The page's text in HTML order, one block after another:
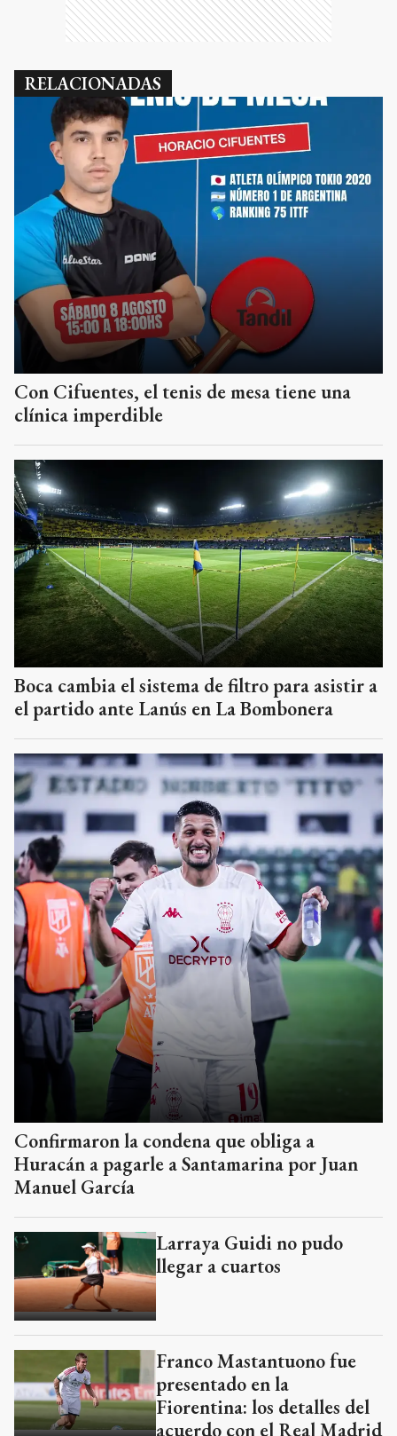
RELACIONADAS
Con Cifuentes, el tenis de mesa tiene una
clínica imperdible
Boca cambia el sistema de filtro para asistir a
el partido ante Lanús en La Bombonera
Confirmaron la condena que obliga a
Huracán a pagarle a Santamarina por Juan
Manuel García
Larraya Guidi no pudo
llegar a cuartos
Franco Mastantuono fue
presentado en la
Fiorentina: los detalles del
acuerdo con el Real Madrid